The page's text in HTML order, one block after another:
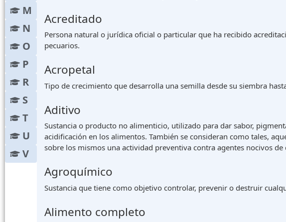
M
N
O
P
R
S
T
U
V
Acreditado
Persona natural o jurídica oficial o particular que ha recibido
pecuarios.
Acropetal
Tipo de crecimiento que desarrolla una semilla desde su siembra
Aditivo
Sustancia o producto no alimenticio, utilizado para dar sabor,
acidificación en los alimentos. También se consideran como tales,
sobre los mismos una actividad preventiva contra agentes nocivos
Agroquímico
Sustancia que tiene como objetivo controlar, prevenir o destruir
Alimento completo